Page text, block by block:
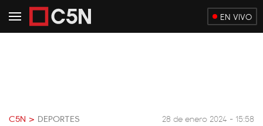
EN VIVO
C5N > DEPORTES 28 de enero 2024 - 15:58